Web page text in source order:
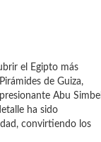
el Egipto más
de Guiza,
Abu Simbel
ha sido
convirtiendo los